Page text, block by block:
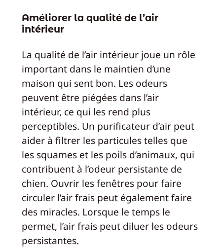
Améliorer la qualité de l’air
intérieur
La qualité de l’air intérieur joue un rôle
important dans le maintien d’une
maison qui sent bon. Les odeurs
peuvent être piégées dans l’air
intérieur, ce qui les rend plus
perceptibles. Un purificateur d’air peut
aider à filtrer les particules telles que
les squames et les poils d’animaux, qui
contribuent à l’odeur persistante de
chien. Ouvrir les fenêtres pour faire
circuler l’air frais peut également faire
des miracles. Lorsque le temps le
permet, l’air frais peut diluer les odeurs
persistantes.